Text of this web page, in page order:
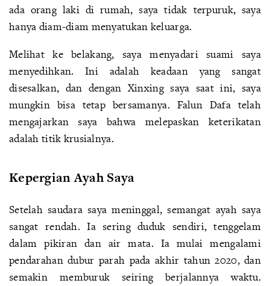
ada orang laki di rumah, saya tidak terpuruk, saya
hanya diam-diam menyatukan keluarga.
Melihat ke belakang, saya menyadari suami saya
menyedihkan. Ini adalah keadaan yang sangat
disesalkan, dan dengan Xinxing saya saat ini, saya
mungkin bisa tetap bersamanya. Falun Dafa telah
mengajarkan saya bahwa melepaskan keterikatan
adalah titik krusialnya.
Kepergian Ayah Saya
Setelah saudara saya meninggal, semangat ayah saya
sangat rendah. Ia sering duduk sendiri, tenggelam
dalam pikiran dan air mata. Ia mulai mengalami
pendarahan dubur parah pada akhir tahun 2020, dan
semakin memburuk seiring berjalannya waktu.